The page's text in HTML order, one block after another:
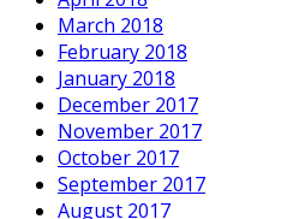
March 2018
February 2018
January 2018
December 2017
November 2017
October 2017
September 2017
August 2017